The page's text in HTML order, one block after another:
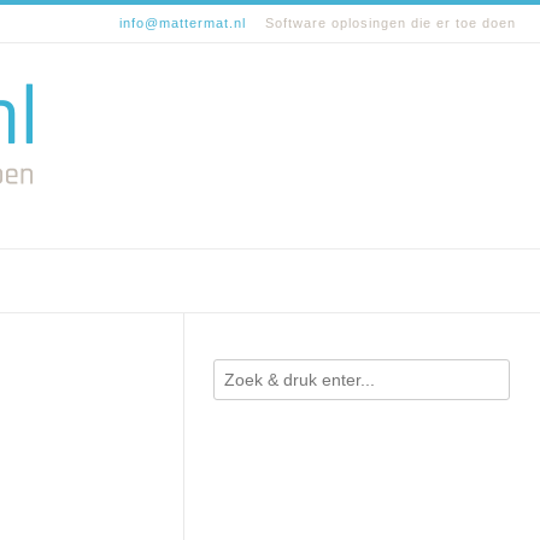
info@mattermat.nl Software oplosingen die er toe doen